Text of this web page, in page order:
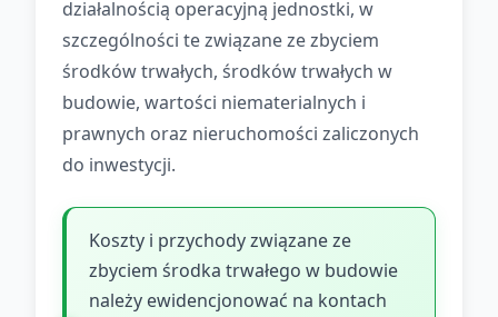
działalnością operacyjną jednostki, w
szczególności te związane ze zbyciem
środków trwałych, środków trwałych w
budowie, wartości niematerialnych i
prawnych oraz nieruchomości zaliczonych
do inwestycji.
Koszty i przychody związane ze
zbyciem środka trwałego w budowie
należy ewidencjonować na kontach